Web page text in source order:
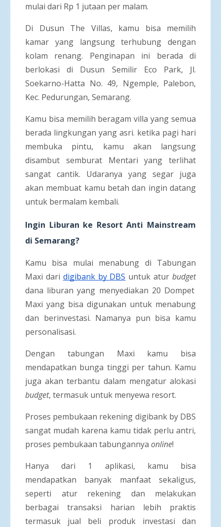
mulai dari Rp 1 jutaan per malam.
Di Dusun The Villas, kamu bisa memilih
kamar yang langsung terhubung dengan
kolam renang. Penginapan ini berada di
berlokasi di Dusun Semilir Eco Park, Jl.
Soekarno-Hatta No. 49, Ngemple, Palebon,
Kec. Pedurungan, Semarang.
Kamu bisa memilih beragam villa yang semua
berada lingkungan yang asri. ketika pagi hari
membuka pintu, kamu akan langsung
disambut semburat Mentari yang terlihat
sangat cantik. Udaranya yang segar juga
akan membuat kamu betah dan ingin datang
untuk bermalam kembali.
Ingin Liburan ke Resort Anti Mainstream
di Semarang?
Kamu bisa mulai menabung di Tabungan
Maxi dari digibank by DBS untuk aturbudget
dana liburan yang menyediakan 20 Dompet
Maxi yang bisa digunakan untuk menabung
dan berinvestasi. Namanya pun bisa kamu
personalisasi.
Dengan tabungan Maxi kamu bisa
mendapatkan bunga tinggi per tahun. Kamu
juga akan terbantu dalam mengatur alokasi
budget, termasuk untuk menyewa resort.
Proses pembukaan rekening digibank by DBS
sangat mudah karena kamu tidak perlu antri,
proses pembukaan tabungannya online!
Hanya dari 1 aplikasi, kamu bisa
mendapatkan banyak manfaat sekaligus,
seperti atur rekening dan melakukan
berbagai transaksi harian lebih praktis
termasuk jual beli produk investasi dan